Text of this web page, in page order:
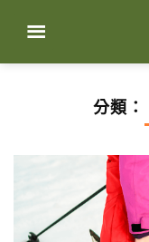
content
分類：